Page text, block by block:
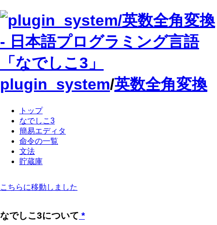
plugin_system/英数全角変換
トップ
なでしこ3
簡易エディタ
命令の一覧
文法
貯蔵庫
こちらに移動しました
なでしこ3について *